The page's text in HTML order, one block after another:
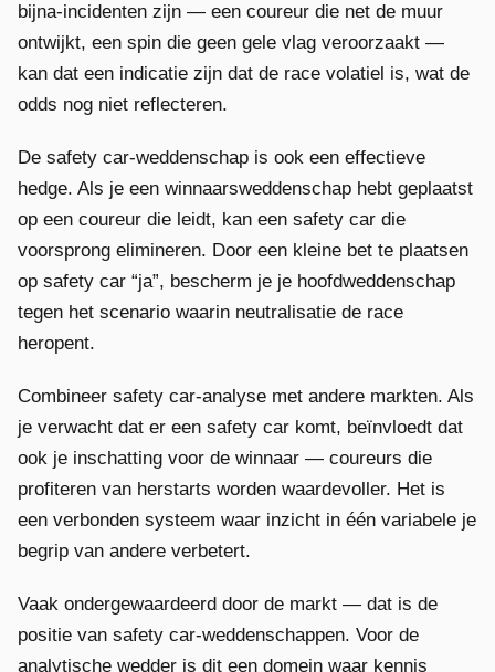
bijna-incidenten zijn — een coureur die net de muur
ontwijkt, een spin die geen gele vlag veroorzaakt —
kan dat een indicatie zijn dat de race volatiel is, wat de
odds nog niet reflecteren.
De safety car-weddenschap is ook een effectieve
hedge. Als je een winnaarsweddenschap hebt geplaatst
op een coureur die leidt, kan een safety car die
voorsprong elimineren. Door een kleine bet te plaatsen
op safety car “ja”, bescherm je je hoofdweddenschap
tegen het scenario waarin neutralisatie de race
heropent.
Combineer safety car-analyse met andere markten. Als
je verwacht dat er een safety car komt, beïnvloedt dat
ook je inschatting voor de winnaar — coureurs die
profiteren van herstarts worden waardevoller. Het is
een verbonden systeem waar inzicht in één variabele je
begrip van andere verbetert.
Vaak ondergewaardeerd door de markt — dat is de
positie van safety car-weddenschappen. Voor de
analytische wedder is dit een domein waar kennis